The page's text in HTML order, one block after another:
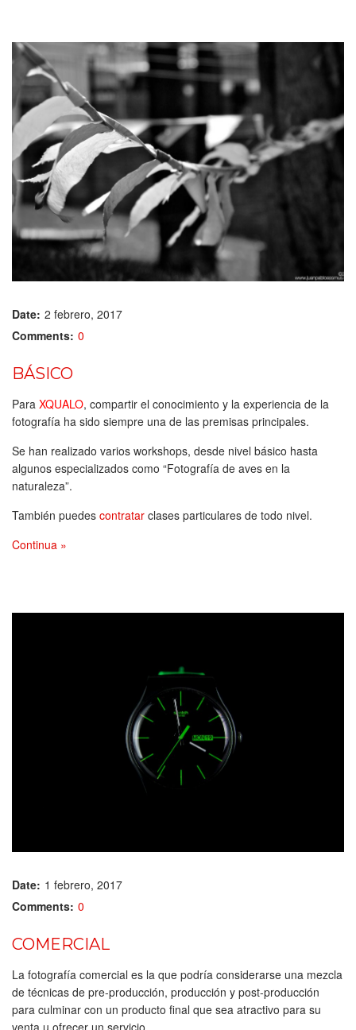
Date: 2 febrero, 2017
Comments: 0
BÁSICO
Para XQUALO, compartir el conocimiento y la experiencia de la
fotografía ha sido siempre una de las premisas principales.
Se han realizado varios workshops, desde nivel básico hasta
algunos especializados como “Fotografía de aves en la
naturaleza”.
También puedes contratar clases particulares de todo nivel.
Continua »
Date: 1 febrero, 2017
Comments: 0
COMERCIAL
La fotografía comercial es la que podría considerarse una mezcla
de técnicas de pre-producción, producción y post-producción
para culminar con un producto final que sea atractivo para su
venta u ofrecer un servicio.